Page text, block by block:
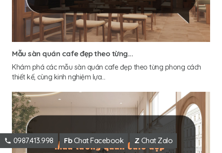
Mẫu sàn quán cafe đẹp theo từng...
Khám phá các mẫu sàn quán cafe đẹp theo từng phong cách
thiết kế, cùng kinh nghiệm lựa...
0987.413.998 Fb Chat Facebook Z Chat Zalo